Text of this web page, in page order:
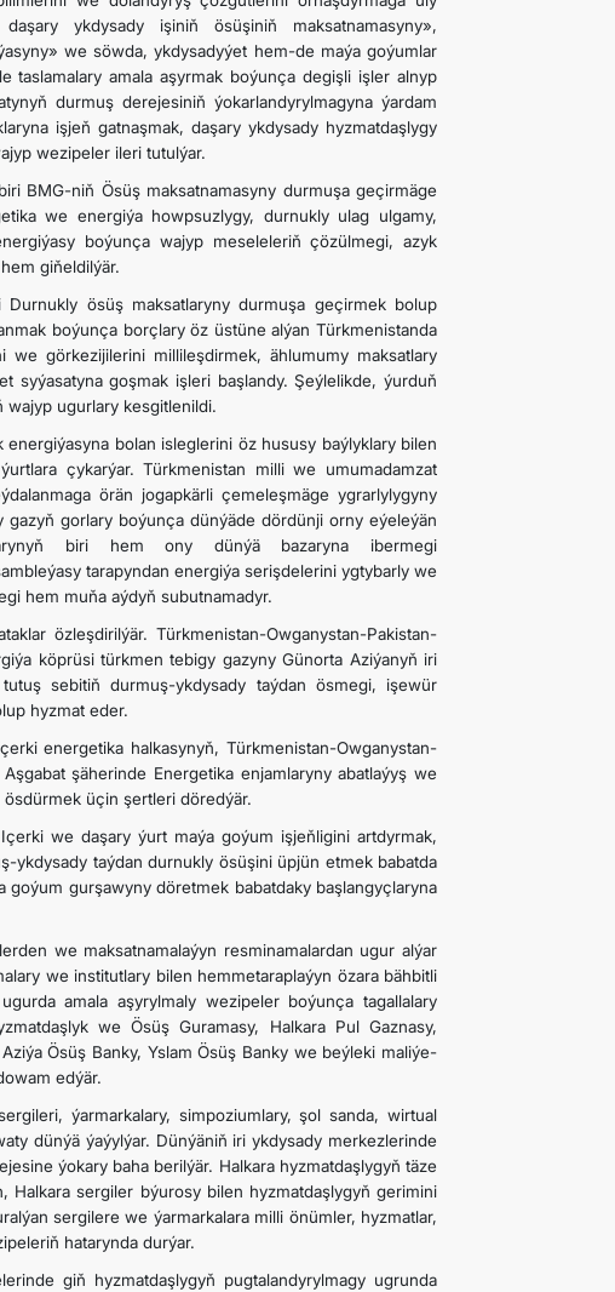
ykdysady işiniň ösüşiniň maksatnamasyny»,
we söwda, ykdysadyýet hem-de maýa goýumlar
taslamalary amala aşyrmak boýunça degişli işler alnyp
durmuş derejesiniň ýokarlandyrylmagyna ýardam
işjeň gatnaşmak, daşary ykdysady hyzmatdaşlygy
wezipeler ileri tutulýar.
BMG-niň Ösüş maksatnamasyny durmuşa geçirmäge
we energiýa howpsuzlygy, durnukly ulag ulgamy,
boýunça wajyp meseleleriň çözülmegi, azyk
giňeldilýär.
ösüş maksatlaryny durmuşa geçirmek bolup
boýunça borçlary öz üstüne alýan Türkmenistanda
we görkezijilerini millileşdirmek, ählumumy maksatlary
syýasatyna goşmak işleri başlandy. Şeýlelikde, ýurduň
wajyp ugurlary kesgitlenildi.
bolan isleglerini öz hususy baýlyklary bilen
çykarýar. Türkmenistan milli we umumadamzat
örän jogapkärli çemeleşmäge ygrarlylygyny
gorlary boýunça dünýäde dördünji orny eýeleýän
biri hem ony dünýä bazaryna ibermegi
tarapyndan energiýa serişdelerini ygtybarly we
hem muňa aýdyň subutnamadyr.
özleşdirilýär. Türkmenistan-Owganystan-Pakistan-
köprüsi türkmen tebigy gazyny Günorta Aziýanyň iri
sebitiň durmuş-ykdysady taýdan ösmegi, işewür
hyzmat eder.
energetika halkasynyň, Türkmenistan-Owganystan-
şäherinde Energetika enjamlaryny abatlaýyş we
üçin şertleri döredýär.
we daşary ýurt maýa goýum işjeň­ligini artdyrmak,
taýdan durnukly ösüşini üpjün etmek babatda
gurşawyny döretmek babatdaky başlangyçlaryna
we maksatnamalaýyn resminamalardan ugur alýar
we institutlary bilen hemmetaraplaýyn özara bähbitli
amala aşyrylmaly wezipeler boýunça tagallalary
we Ösüş Guramasy, Halkara Pul Gaznasy,
Ösüş Banky, Yslam Ösüş Banky we beýleki maliýe-
edýär.
ýarmarkalary, simpoziumlary, şol sanda, wirtual
dünýä ýaýylýar. Dünýäniň iri ykdysady merkezlerinde
ýokary baha berilýär. Halkara hyzmatdaşlygyň täze
Halkara sergiler býurosy bilen hyzmatdaşlygyň gerimini
sergilere we ýarmarkalara milli önümler, hyzmatlar,
hatarynda durýar.
giň hyzmatdaşlygyň pugtalandyrylmagy ugrunda